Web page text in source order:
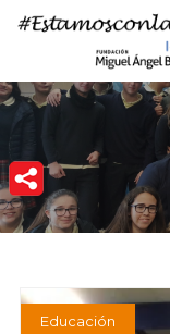
Educación